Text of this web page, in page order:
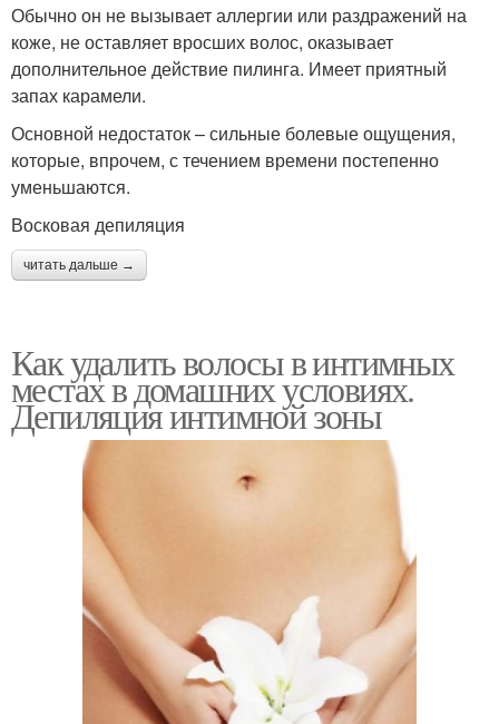
Обычно он не вызывает аллергии или раздражений на
коже, не оставляет вросших волос, оказывает
дополнительное действие пилинга. Имеет приятный
запах карамели.
Основной недостаток – сильные болевые ощущения,
которые, впрочем, с течением времени постепенно
уменьшаются.
Восковая депиляция
читать дальше →
Как удалить волосы в интимных
местах в домашних условиях.
Депиляция интимной зоны